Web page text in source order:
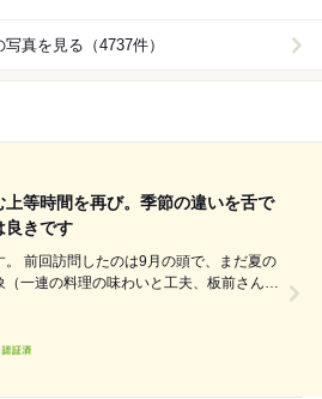
真を見る（4737件）
等時間を再び。季節の違いを舌で
良きです
夏の
一連の料理の味わいと工夫、板前さんと